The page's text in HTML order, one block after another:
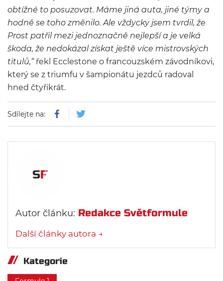
obtížné to posuzovat. Máme jiná auta, jiné týmy a
hodně se toho změnilo. Ale vždycky jsem tvrdil, že
Prost patřil mezi jednoznačně nejlepší a je velká
škoda, že nedokázal získat ještě více mistrovských
titulů,“řekl Ecclestone o francouzském závodníkovi,
který se z triumfu v šampionátu jezdců radoval
hned čtyřikrát.
Sdílejte na:
Autor článku: Redakce Světformule
Další články autora →
Kategorie